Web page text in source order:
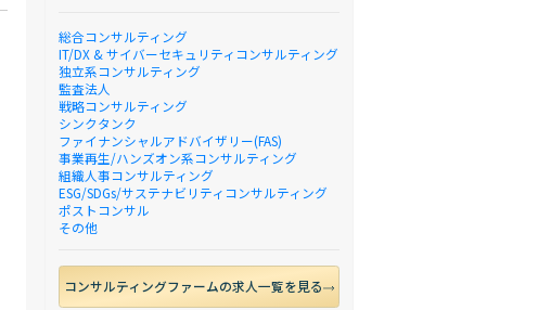
総合コンサルティング
IT/DX & サイバーセキュリティコンサルティング
独立系コンサルティング
監査法人
戦略コンサルティング
シンクタンク
ファイナンシャルアドバイザリー(FAS)
事業再生/ハンズオン系コンサルティング
組織人事コンサルティング
ESG/SDGs/サステナビリティコンサルティング
ポストコンサル
その他
コンサルティングファームの求人一覧を見る